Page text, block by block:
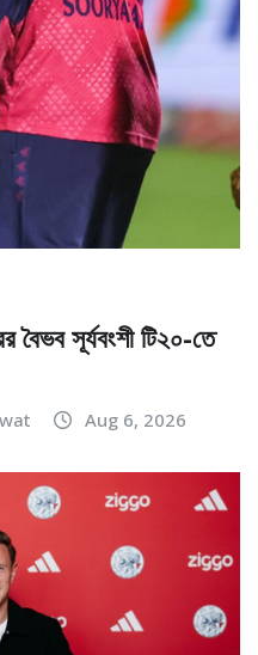
বৈভব সূর্যবংশী টি২০-তে
Aug 6, 2026